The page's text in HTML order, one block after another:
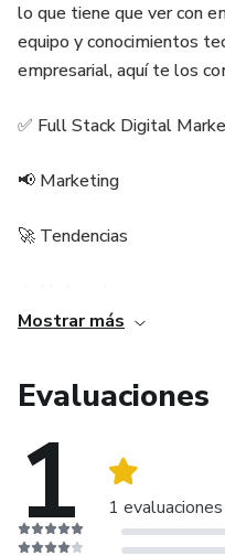
lo que tiene que ver con
equipo y conocimientos
empresarial, aquí te los
✅ Full Stack Digital
📢 Marketing
🚀 Tendencias
Todo lo utilizo como
impulsar una simple idea
desde cero al punto 100.
Mostrar más
Evaluaciones
1 1 evaluaciones